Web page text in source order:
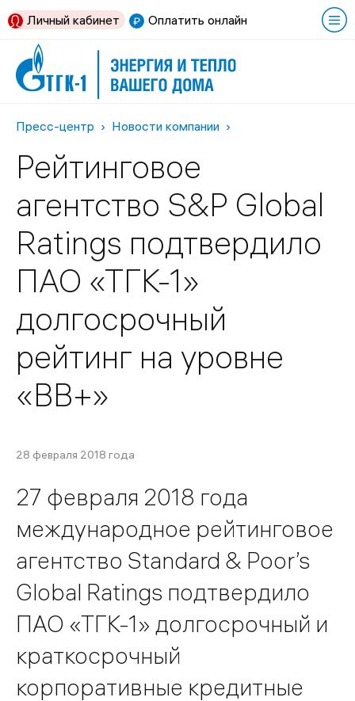
Оплатить онлайн
Личный кабинет
Пресс-центр Новости компании
Рейтинговое
агентство S&P Global
Ratings подтвердило
ПАО «ТГК-1»
долгосрочный
рейтинг на уровне
«BB+»
28 февраля 2018 года
27 февраля 2018 года
международное рейтинговое
агентство Standard & Poor’s
Global Ratings подтвердило
ПАО «ТГК-1» долгосрочный и
краткосрочный
корпоративные кредитные